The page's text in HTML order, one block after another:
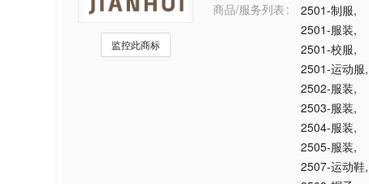
监控此商标
商品/服务列表
2501-制服,
2501-服装,
2501-校服,
2501-运动服,
2502-服装,
2503-服装,
2504-服装,
2505-服装,
2507-运动鞋,